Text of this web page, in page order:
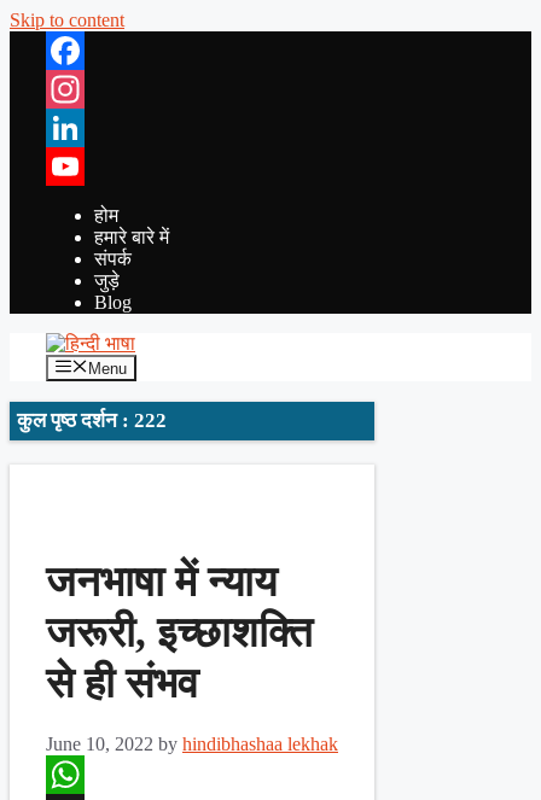
Skip to content
Facebook
Instagram
LinkedIn
YouTube
होम
हमारे बारे में
संपर्क
जुड़े
Blog
Menu
कुल पृष्ठ दर्शन : 222
जनभाषा में न्याय
जरूरी, इच्छाशक्ति
से ही संभव
June 10, 2022 by hindibhashaa lekhak